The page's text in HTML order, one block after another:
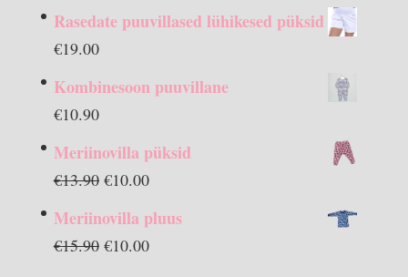
Rasedate puuvillased lühikesed püksid
€19.00
Kombinesoon puuvillane
€10.90
Meriinovilla püksid
€13.90 Algne
€10.00Praegune
on:
Meriinovilla pluus
€15.90 Algne
€10.00Praegune